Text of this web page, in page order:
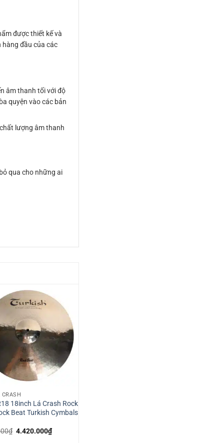
được thiết kế và
hàng đầu của các
âm thanh tối với độ
quyện vào các bản
lượng âm thanh
qua cho những ai
18inch Lá Crash Rock
Beat Turkish Cymbals
₫ Giá
4.420.000₫Giá
hiện